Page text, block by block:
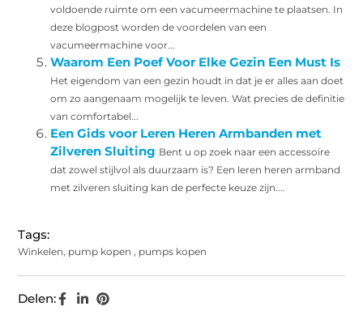
voldoende ruimte om een vacumeermachine te plaatsen. In
deze blogpost worden de voordelen van een
vacumeermachine voor...
Waarom Een Poef Voor Elke Gezin Een Must Is
Het eigendom van een gezin houdt in dat je er alles aan doet
om zo aangenaam mogelijk te leven. Wat precies de definitie
van comfortabel...
Een Gids voor Leren Heren Armbanden met
Zilveren Sluiting Bent u op zoek naar een accessoire
dat zowel stijlvol als duurzaam is? Een leren heren armband
met zilveren sluiting kan de perfecte keuze zijn....
Tags:
Winkelen, pump kopen , pumps kopen
Delen: